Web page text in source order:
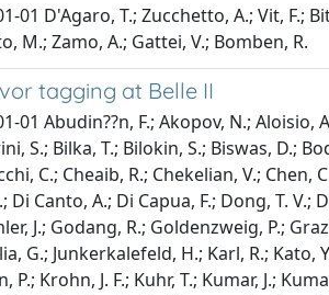
01 D'Agaro, T.; Zucchetto, A.; Vit, F.;
M.; Zamo, A.; Gattei, V.; Bomben, R.
tagging at Belle II
01 Abudin??n, F.; Akopov, N.; Aloisio,
S.; Bilka, T.; Bilokin, S.; Biswas, D.;
C.; Cheaib, R.; Chekelian, V.; Chen,
Di Canto, A.; Di Capua, F.; Dong, T. V.;
J.; Godang, R.; Goldenzweig, P.;
G.; Junkerkalefeld, H.; Karl, R.; Kato,
P.; Krohn, J. F.; Kuhr, T.; Kumar, J.;